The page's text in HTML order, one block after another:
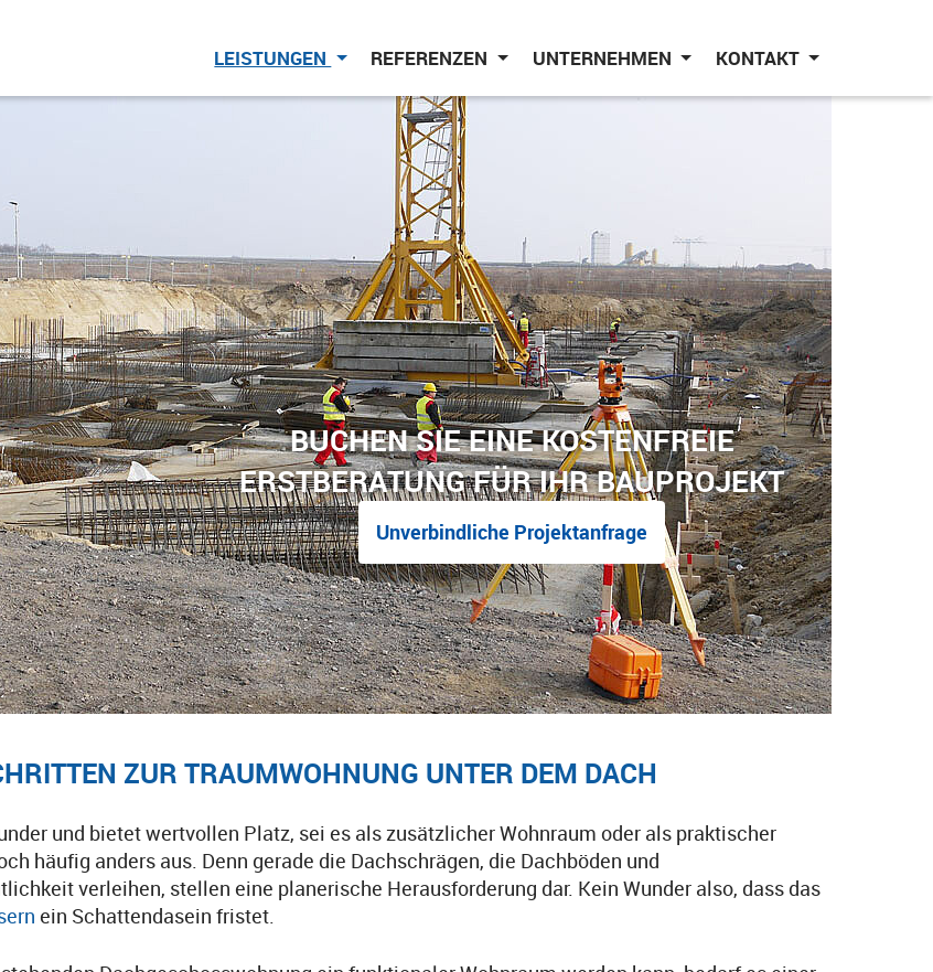
LEISTUNGEN REFERENZEN UNTERNEHMEN KONTAKT
BUCHEN SIE EINE KOSTENFREIE
ERSTBERATUNG FÜR IHR BAUPROJEKT
Unverbindliche Projektanfrage
ZUR TRAUMWOHNUNG UNTER DEM DACH
und bietet wertvollen Platz, sei es als zusätzlicher Wohnraum oder als praktischer
häufig anders aus. Denn gerade die Dachschrägen, die Dachböden und
verleihen, stellen eine planerische Herausforderung dar. Kein Wunder also, dass das
ein Schattendasein fristet.